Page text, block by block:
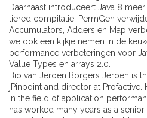
Daarnaast introduceert Java 8
tiered compilatie, PermGen
Accumulators, Adders en Map
we ook een kijkje nemen in de
performance verbeteringen voor
Value Types en arrays 2.0.
Bio van Jeroen Borgers Jeroen is
jPinpoint and director at Profactive.
in the field of application
has worked many years as a